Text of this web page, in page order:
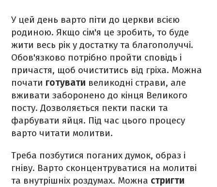
У цей день варто піти до церкви всією
родиною. Якщо сім'я це зробить, то буде
жити весь рік у достатку та благополуччі.
Обов'язково потрібно пройти сповідь і
причастя, щоб очиститись від гріха. Можна
почати готувати великодні страви, але
вживати заборонено до кінця Великого
посту. Дозволяється пекти паски та
фарбувати яйця. Під час цього процесу
варто читати молитви.
Треба позбутися поганих думок, образ і
гніву. Варто сконцентруватися на молитві
та внутрішніх роздумах. Можна стригти